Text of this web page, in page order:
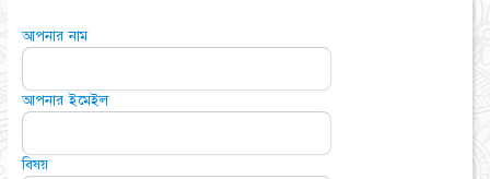
আপনার নাম
আপনার ইমেইল
বিষয়